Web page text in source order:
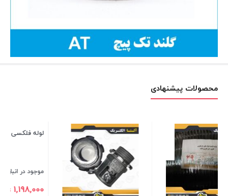
محصولات پیشنهادی
لوله فلکسی سایز 11 رهاورد ایران
موجود در انبار
1,198,000 تومان